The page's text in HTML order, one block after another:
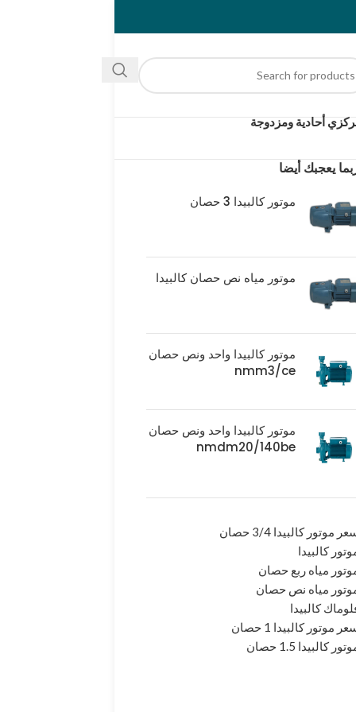
أحادية ومزدوجة
يعجبك أيضا
موتور كالبيدا 3 حصان
موتور مياه نص حصان كالبيدا
موتور كالبيدا واحد ونص حصان
nmm3/ce
موتور كالبيدا واحد ونص حصان
nmdm20/140be
موتور كالبيدا 3/4 حصان
كالبيدا
مياه ربع حصان
مياه نص حصان
كالبيدا
موتور كالبيدا 1 حصان
كالبيدا 1.5 حصان